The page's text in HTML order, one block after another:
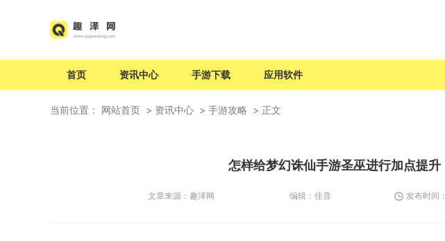
首页 资讯中心 手游下载 应用软件
当前位置： 网站首页 资讯中心 手游攻略 正文
怎样给梦幻诛仙手游圣巫进行加点提升
文章来源： 趣泽网 编辑： 佳音 发布时间：